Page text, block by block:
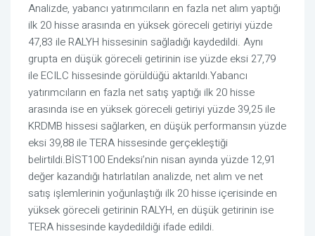
Analizde, yabancı yatırımcıların en fazla net alım yaptığı
ilk 20 hisse arasında en yüksek göreceli getiriyi yüzde
47,83 ile RALYH hissesinin sağladığı kaydedildi. Aynı
grupta en düşük göreceli getirinin ise yüzde eksi 27,79
ile ECILC hissesinde görüldüğü aktarıldı.Yabancı
yatırımcıların en fazla net satış yaptığı ilk 20 hisse
arasında ise en yüksek göreceli getiriyi yüzde 39,25 ile
KRDMB hissesi sağlarken, en düşük performansın yüzde
eksi 39,88 ile TERA hissesinde gerçekleştiği
belirtildi.BİST100 Endeksi’nin nisan ayında yüzde 12,91
değer kazandığı hatırlatılan analizde, net alım ve net
satış işlemlerinin yoğunlaştığı ilk 20 hisse içerisinde en
yüksek göreceli getirinin RALYH, en düşük getirinin ise
TERA hissesinde kaydedildiği ifade edildi.